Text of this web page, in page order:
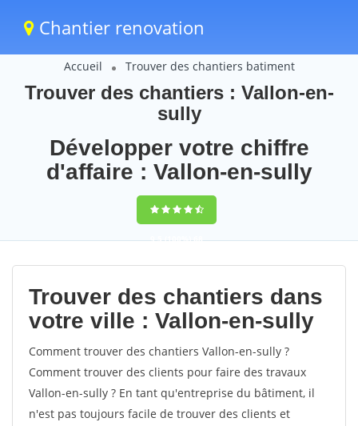
Chantier renovation
Accueil Trouver des chantiers batiment
Trouver des chantiers : Vallon-en-
sully
Développer votre chiffre
d'affaire : Vallon-en-sully
9,5(100%)68
votes
Trouver des chantiers dans
votre ville : Vallon-en-sully
Comment trouver des chantiers Vallon-en-sully ?
Comment trouver des clients pour faire des travaux
Vallon-en-sully ? En tant qu'entreprise du bâtiment, il
n'est pas toujours facile de trouver des clients et